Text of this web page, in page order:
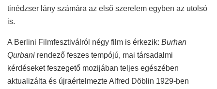
tinédzser lány számára az első szerelem egyben az utolsó
is.
A Berlini Filmfesztiválról négy film is érkezik: Burhan
Qurbani rendező feszes tempójú, mai társadalmi
kérdéseket feszegető mozijában teljes egészében
aktualizálta és újraértelmezte Alfred Döblin 1929-ben